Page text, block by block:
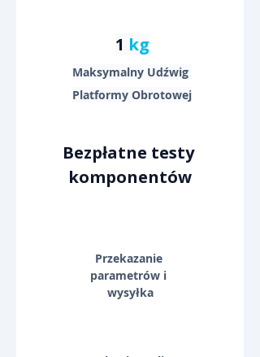
1 kg
Maksymalny Udźwig
Platformy Obrotowej
Bezpłatne testy
komponentów
Przekazanie
parametrów i
wysyłka